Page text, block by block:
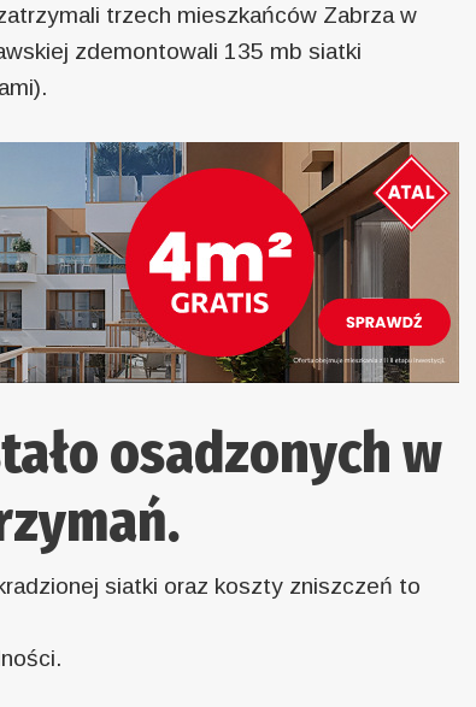
trzech mieszkańców Zabrza w
zdemontowali 135 mb siatki
osadzonych w
siatki oraz koszty zniszczeń to